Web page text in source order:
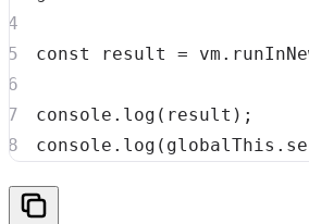
const result = vm .
console . log ( result ) ;
console . log ( globalThis .